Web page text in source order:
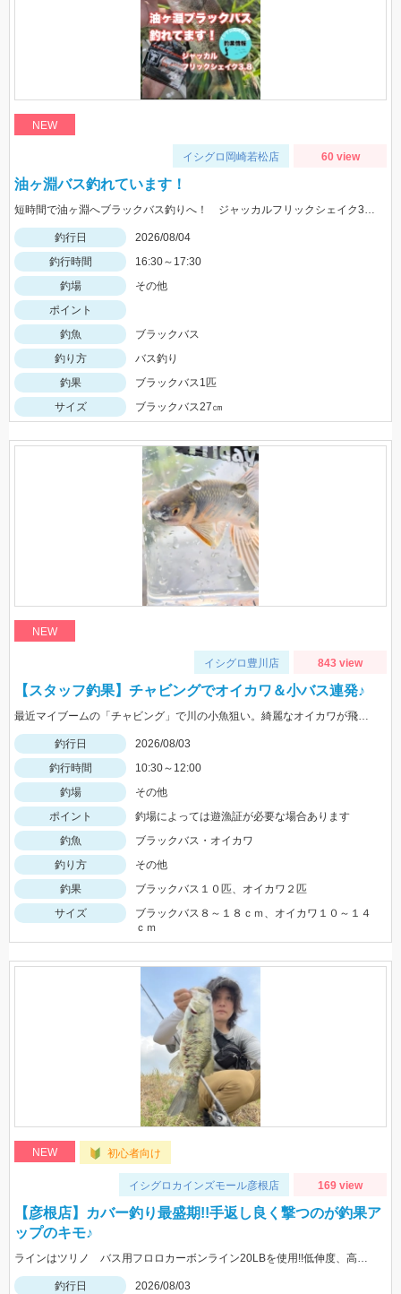
NEW
イシグロ岡崎若松店 60 view
油ヶ淵バス釣れています！
短時間で油ヶ淵へブラックバス釣りへ！ ジャッカルフリックシェイク3.8のノーシンカーワッキーでGET!
釣行日
2026/08/04
釣行時間
16:30～17:30
釣場
その他
ポイント
釣魚
ブラックバス
釣り方
バス釣り
釣果
ブラックバス1匹
サイズ
ブラックバス27㎝
NEW
イシグロ豊川店 843 view
【スタッフ釣果】チャビングでオイカワ＆小バス連発♪
最近マイブームの「チャビング」で川の小魚狙い。綺麗なオイカワが飛び出しました♪途中からはブラックバスの子供がスプーンやスピナーに連続ヒットしてきました。
釣行日
2026/08/03
釣行時間
10:30～12:00
釣場
その他
ポイント
釣場によっては遊漁証が必要な場合あります
釣魚
ブラックバス・オイカワ
釣り方
その他
釣果
ブラックバス１０匹、オイカワ２匹
サイズ
ブラックバス８～１８ｃｍ、オイカワ１０～１４
ｃｍ
NEW 初心者向け
イシグロカインズモール彦根店 169 view
【彦根店】カバー釣り最盛期!!手返し良く撃つのが釣果ア
ップのキモ♪
ラインはツリノ バス用フロロカーボンライン20LBを使用!!低伸度、高強度でカバーの釣りはこれで決まり♪
釣行日
2026/08/03